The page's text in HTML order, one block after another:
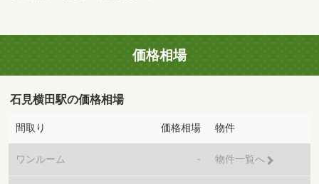
価格相場
石見横田駅の価格相場
間取り 価格相場 物件
ワンルーム - 物件一覧へ